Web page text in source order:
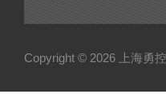
Copyright © 2026 上海勇